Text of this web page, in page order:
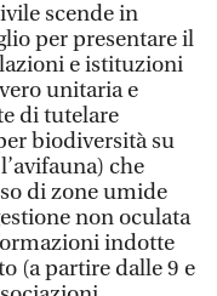
scende in
per presentare il
e istituzioni
unitaria e
di tutelare
biodiversità su
che
di zone umide
non oculata
indotte
(a partire dalle 9 e